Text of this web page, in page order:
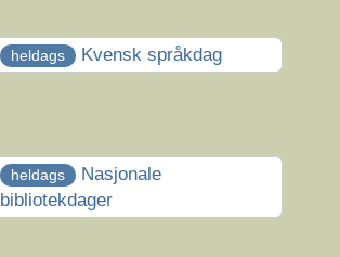
heldags Kvensk språkdag
heldags
Nasjonale
bibliotekdager